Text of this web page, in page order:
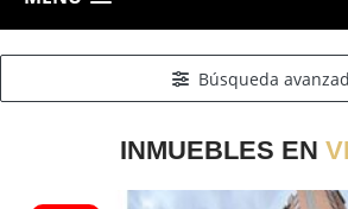
Búsqueda
INMUEBLES EN